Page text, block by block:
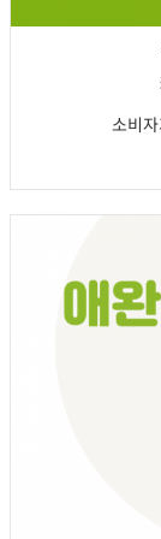
말통 뚜
소비